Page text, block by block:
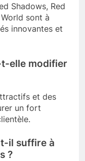
Shadows, Red
sont à
innovantes et
elle modifier
et des
un fort
il suffire à
?